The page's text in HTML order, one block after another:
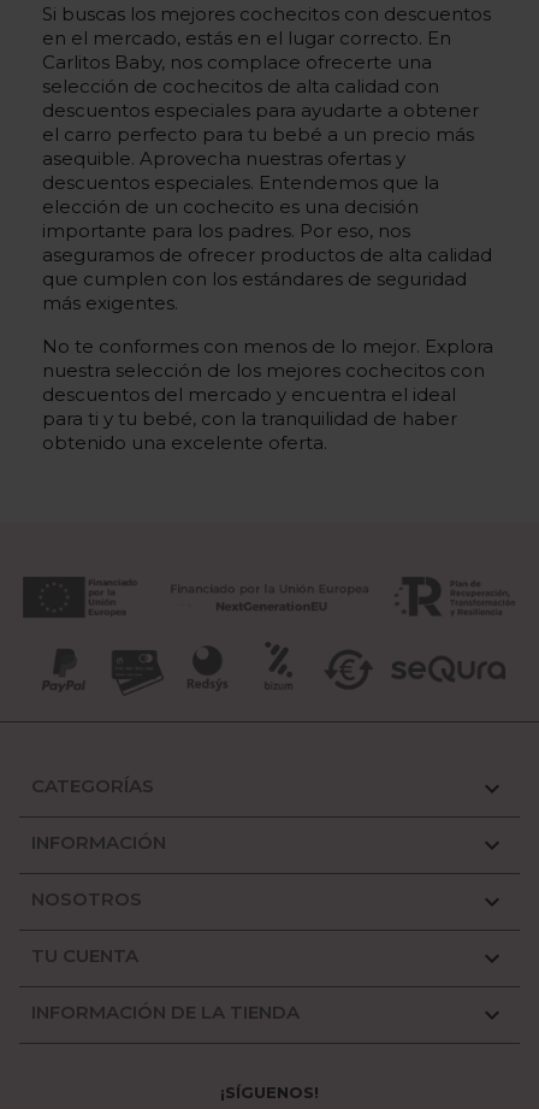
Si buscas los mejores cochecitos con descuentos
en el mercado, estás en el lugar correcto. En
Carlitos Baby, nos complace ofrecerte una
selección de cochecitos de alta calidad con
descuentos especiales para ayudarte a obtener
el carro perfecto para tu bebé a un precio más
asequible. Aprovecha nuestras ofertas y
descuentos especiales. Entendemos que la
elección de un cochecito es una decisión
importante para los padres. Por eso, nos
aseguramos de ofrecer productos de alta calidad
que cumplen con los estándares de seguridad
más exigentes.
No te conformes con menos de lo mejor. Explora
nuestra selección de los mejores cochecitos con
descuentos del mercado y encuentra el ideal
para ti y tu bebé, con la tranquilidad de haber
obtenido una excelente oferta.
CATEGORÍAS 
INFORMACIÓN 
NOSOTROS 
TU CUENTA 
INFORMACIÓN DE LA TIENDA 
¡SÍGUENOS!